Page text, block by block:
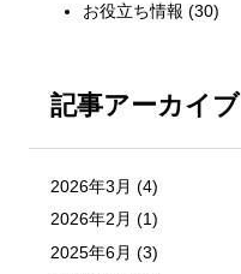
お役立ち情報 (30)
記事アーカイブ
2026年3月 (4)
2026年2月 (1)
2025年6月 (3)